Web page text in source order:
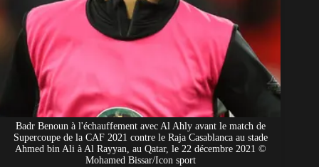
Badr Benoun à l'échauffement avec Al Ahly avant le match de
Supercoupe de la CAF 2021 contre le Raja Casablanca au stade
Ahmed bin Ali à Al Rayyan, au Qatar, le 22 décembre 2021 ©
Mohamed Bissar/Icon sport